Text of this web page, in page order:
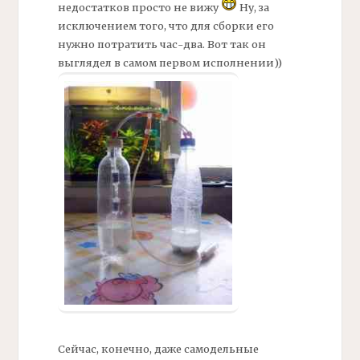
недостатков просто не вижу
Ну, за
исключением того, что для сборки его
нужно потратить час-два. Вот так он
выглядел в самом первом исполнении))
Сейчас, конечно, даже самодельные